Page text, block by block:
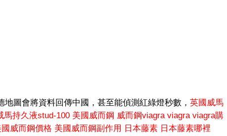
圖會將資料回傳中國，甚至能偵測紅綠燈秒數， 英國威馬
馬持久液stud-100 美國威而鋼 威而鋼viagra viagra viagra購
國威而鋼價格 美國威而鋼副作用 日本藤素 日本藤素哪裡